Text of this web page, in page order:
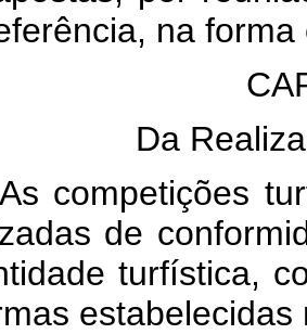
na
Da
competições
de
turfística,